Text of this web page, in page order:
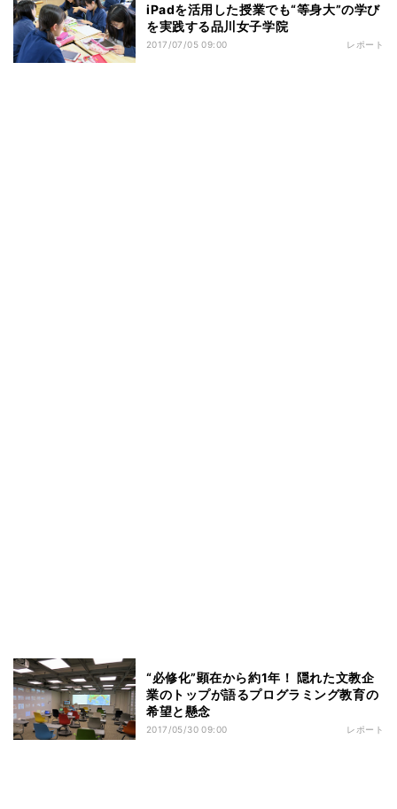
iPadを活用した授業でも“等身大”の学び
を実践する品川女子学院
2017/07/05 09:00 レポート
“必修化”顕在から約1年！ 隠れた文教企
業のトップが語るプログラミング教育の
希望と懸念
2017/05/30 09:00 レポート